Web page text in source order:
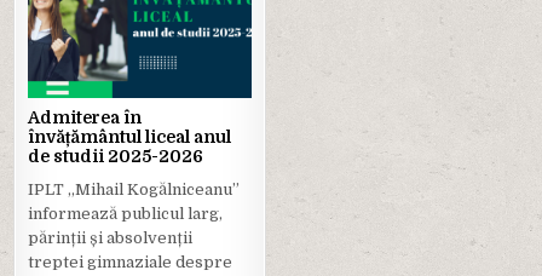
Posted
in
Admiterea în
învățământul liceal anul
de studii 2025-2026
IPLT ,,Mihail Kogălniceanu”
informează publicul larg,
părinții și absolvenții
treptei gimnaziale despre